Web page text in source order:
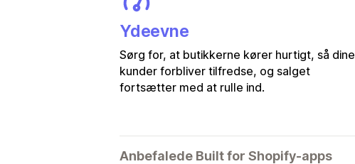
Ydeevne
Sørg for, at butikkerne kører hurtigt, så dine
kunder forbliver tilfredse, og salget
fortsætter med at rulle ind.
Anbefalede Built for Shopify-apps